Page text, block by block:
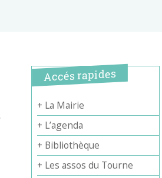
Accés rapides
+ La Mairie
+ L’agenda
+ Bibliothèque
+ Les assos du Tourne